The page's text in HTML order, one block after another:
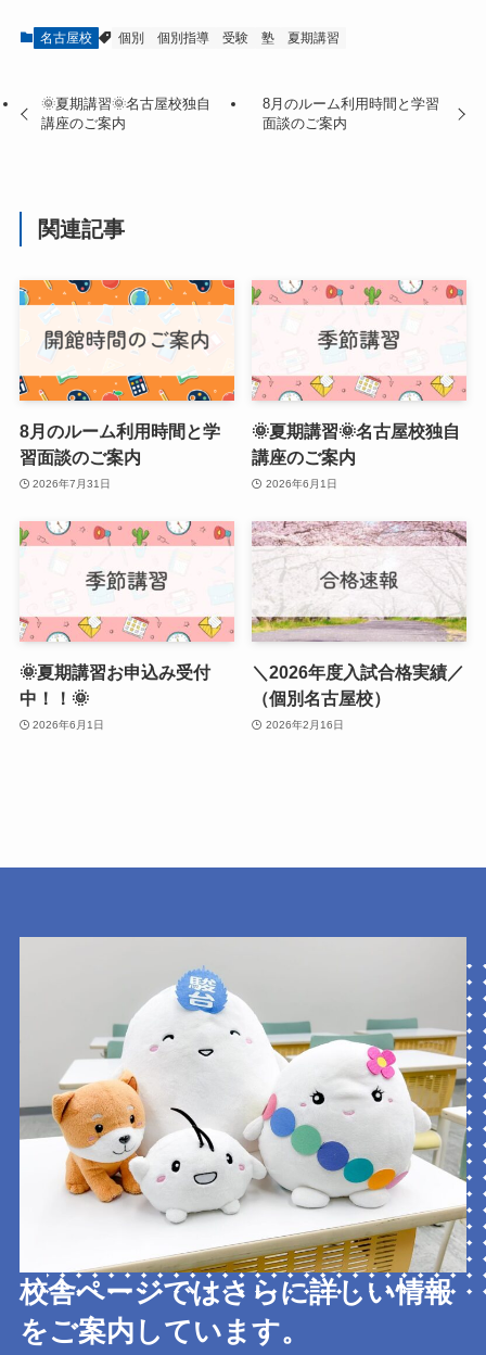
名古屋校 個別 個別指導 受験 塾 夏期講習
🌞夏期講習🌞名古屋校独自
講座のご案内
8月のルーム利用時間と学習
面談のご案内
関連記事
8月のルーム利用時間と学
習面談のご案内
2026年7月31日
🌞夏期講習🌞名古屋校独自
講座のご案内
2026年6月1日
🌞夏期講習お申込み受付
中！！🌞
2026年6月1日
＼2026年度入試合格実績／
（個別名古屋校）
2026年2月16日
校舎ページではさらに詳しい情報
をご案内しています。